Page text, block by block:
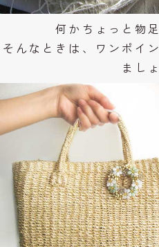
何かちょっと物
そんなときは、ワンポイ
まし